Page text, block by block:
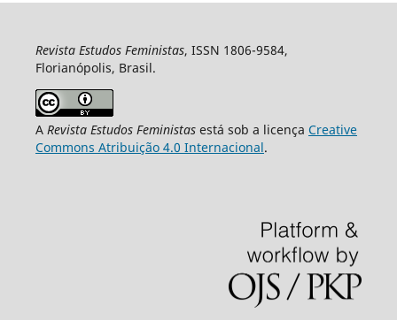
Revista Estudos Feministas, ISSN 1806-9584,
Florianópolis, Brasil.
A Revista Estudos Feministasestá sob a licença Creative
Commons Atribuição 4.0 Internacional.